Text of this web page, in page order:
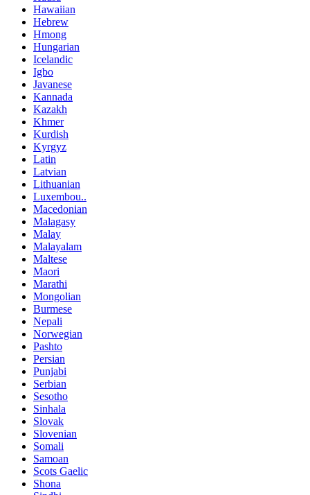
Hawaiian
Hebrew
Hmong
Hungarian
Icelandic
Igbo
Javanese
Kannada
Kazakh
Khmer
Kurdish
Kyrgyz
Latin
Latvian
Lithuanian
Luxembou..
Macedonian
Malagasy
Malay
Malayalam
Maltese
Maori
Marathi
Mongolian
Burmese
Nepali
Norwegian
Pashto
Persian
Punjabi
Serbian
Sesotho
Sinhala
Slovak
Slovenian
Somali
Samoan
Scots Gaelic
Shona